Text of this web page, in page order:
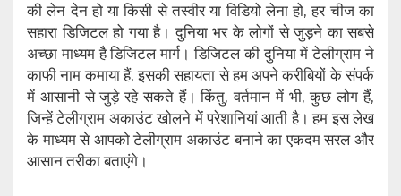
की लेन देन हो या किसी से तस्वीर या विडियो लेना हो, हर चीज का
सहारा डिजिटल हो गया है। दुनिया भर के लोगों से जुड़ने का सबसे
अच्छा माध्यम है डिजिटल मार्ग। डिजिटल की दुनिया में टेलीग्राम ने
काफी नाम कमाया हैं, इसकी सहायता से हम अपने करीबियों के संपर्क
में आसानी से जुड़े रहे सकते हैं। किंतु, वर्तमान में भी, कुछ लोग‌ हैं,
जिन्हें टेलीग्राम अकाउंट खोलने में परेशानियां आती है। हम इस लेख
के माध्यम से आपको टेलीग्राम अकाउंट बनाने का एकदम सरल और
आसान तरीका बताएंगे।